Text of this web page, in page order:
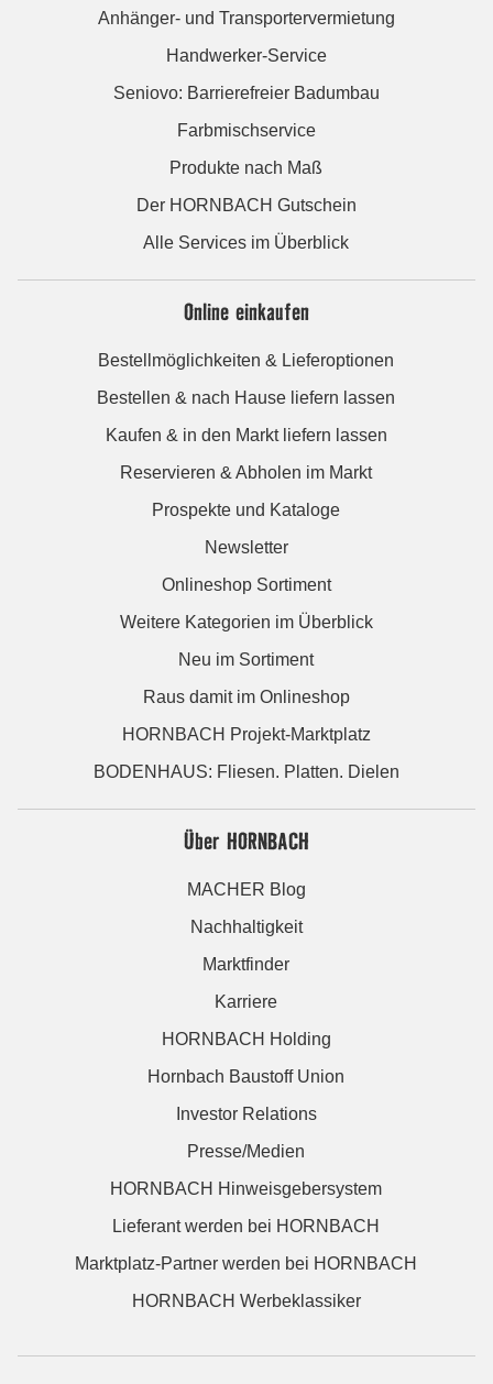
Anhänger- und Transportervermietung
Handwerker-Service
Seniovo: Barrierefreier Badumbau
Farbmischservice
Produkte nach Maß
Der HORNBACH Gutschein
Alle Services im Überblick
Online einkaufen
Bestellmöglichkeiten & Lieferoptionen
Bestellen & nach Hause liefern lassen
Kaufen & in den Markt liefern lassen
Reservieren & Abholen im Markt
Prospekte und Kataloge
Newsletter
Onlineshop Sortiment
Weitere Kategorien im Überblick
Neu im Sortiment
Raus damit im Onlineshop
HORNBACH Projekt-Marktplatz
BODENHAUS: Fliesen. Platten. Dielen
Über HORNBACH
MACHER Blog
Nachhaltigkeit
Marktfinder
Karriere
HORNBACH Holding
Hornbach Baustoff Union
Investor Relations
Presse/Medien
HORNBACH Hinweisgebersystem
Lieferant werden bei HORNBACH
Marktplatz-Partner werden bei HORNBACH
HORNBACH Werbeklassiker